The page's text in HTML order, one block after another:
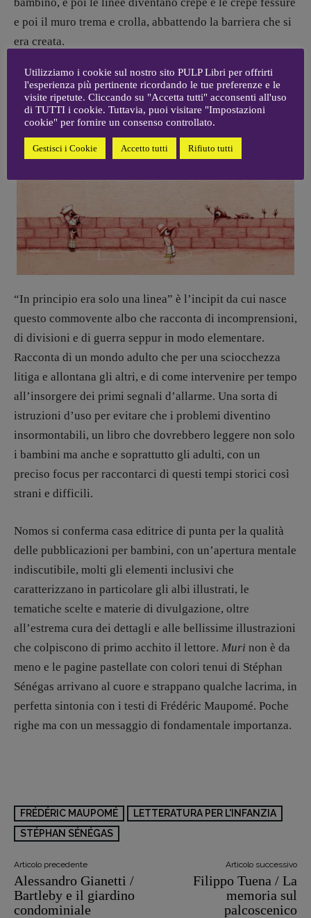
bambino, e poi le linee diventano crepe e le crepe fessure
e poi il muro trema e crolla, abbattendo la barriera che si
era creata.
“In principio era solo una linea” è l’incipit da cui nasce
questo commovente albo che racconta di incomprensioni,
di divisioni e di guerra seppur in modo elementare.
Racconta di un mondo adulto che per una sciocchezza
litiga e allontana gli altri, e di come intervenire per tempo
all’insorgere dei primi segnali d’allarme. Una sorta di
istruzioni d’uso per evitare che i problemi diventino
insormontabili, un libro che dovrebbero leggere non solo
i bambini ma anche e soprattutto gli adulti, con un
preciso focus per raccontarci di questi tempi storici così
strani e difficili.
Nomos si conferma casa editrice di punta per la qualità
delle pubblicazioni per bambini, con un’apertura mentale
indiscutibile, molti gli elementi inclusivi che
caratterizzano in particolare gli albi illustrati, le
tematiche scelte e materie di divulgazione, oltre
all’estrema cura dei dettagli e alle bellissime illustrazioni
che colpiscono di primo acchito il lettore. Muri non è da
meno e le pagine pastellate con colori tenui di Stéphan
Sénégas arrivano al cuore e strappano qualche lacrima, in
perfetta sintonia con i testi di Frédéric Maupomé. Poche
righe ma con un messaggio di fondamentale importanza.
FRÉDÉRIC MAUPOMÉ
LETTERATURA PER L'INFANZIA
STÉPHAN SÉNÉGAS
Articolo precedente
Alessandro Gianetti /
Bartleby e il giardino
condominiale
Articolo successivo
Filippo Tuena / La
memoria sul
palcoscenico
Utilizziamo i cookie sul nostro sito PULP Libri per offrirti
l'esperienza più pertinente ricordando le tue preferenze e le
visite ripetute. Cliccando su "Accetta tutti" acconsenti all'uso
di TUTTI i cookie. Tuttavia, puoi visitare "Impostazioni
cookie" per fornire un consenso controllato.
Gestisci i Cookie Accetto tutti Rifiuto tutti